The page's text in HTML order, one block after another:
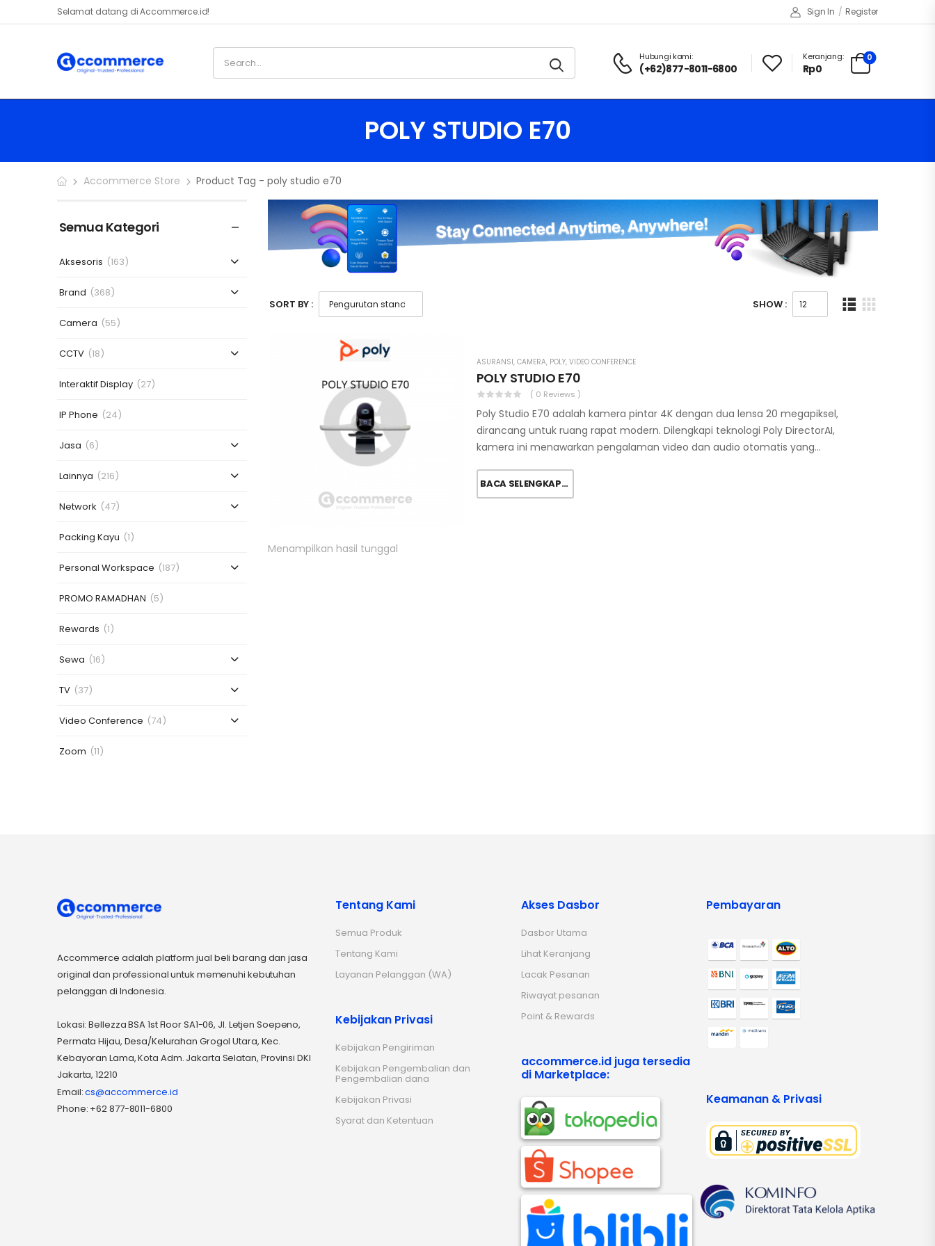
Selamat datang di Accommerce.id! Sign In / Register
Hubungi kami:
(+62)877-8011-6800
Keranjang:
Rp0
0
POLY STUDIO E70
Accommerce Store Product Tag - poly studio e70
Semua Kategori
Aksesoris (163)
Brand (368)
Camera (55)
CCTV (18)
Interaktif Display (27)
IP Phone (24)
Jasa (6)
Lainnya (216)
Network (47)
Packing Kayu (1)
Personal Workspace (187)
PROMO RAMADHAN (5)
Rewards (1)
Sewa (16)
TV (37)
Video Conference (74)
Zoom (11)
SORT BY : SHOW :
ASURANSI, CAMERA, POLY, VIDEO CONFERENCE
POLY STUDIO E70
( 0 Reviews )
Poly Studio E70 adalah kamera pintar 4K dengan dua lensa 20 megapiksel,
dirancang untuk ruang rapat modern. Dilengkapi teknologi Poly DirectorAI,
kamera ini menawarkan pengalaman video dan audio otomatis yang…
BACA SELENGKAPNYA
Menampilkan hasil tunggal
Accommerce adalah platform jual beli barang dan jasa
original dan professional untuk memenuhi kebutuhan
pelanggan di Indonesia.
Lokasi: Bellezza BSA 1st Floor SA1-06, Jl. Letjen Soepeno,
Permata Hijau, Desa/Kelurahan Grogol Utara, Kec.
Kebayoran Lama, Kota Adm. Jakarta Selatan, Provinsi DKI
Jakarta, 12210
Email:cs@accommerce.id
Phone: +62 877-8011-6800
Tentang Kami
Semua Produk
Tentang Kami
Layanan Pelanggan (WA)
Kebijakan Privasi
Kebijakan Pengiriman
Kebijakan Pengembalian dan
Pengembalian dana
Kebijakan Privasi
Syarat dan Ketentuan
Akses Dasbor
Dasbor Utama
Lihat Keranjang
Lacak Pesanan
Riwayat pesanan
Point & Rewards
accommerce.id juga tersedia
di Marketplace:
Pembayaran
Keamanan & Privasi